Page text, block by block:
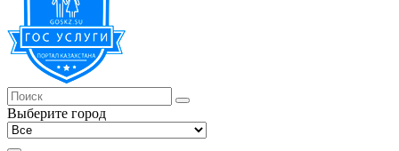
Выберите город